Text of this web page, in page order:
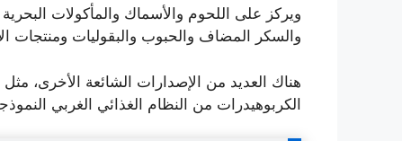
ويركز على اللحوم والأسماك والمأكولات
والسكر المضاف والحبوب والبقوليات ومنتجات
هناك العديد من الإصدارات الشائعة الأخرى،
الكربوهيدرات من النظام الغذائي الغربي